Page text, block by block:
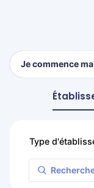
Je commence